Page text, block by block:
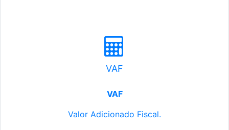
VAF
VAF
Valor Adicionado Fiscal.